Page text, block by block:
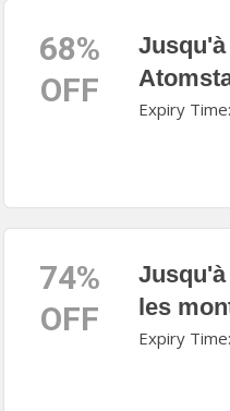
68%
OFF
Expiry
74%
OFF
les
Expiry